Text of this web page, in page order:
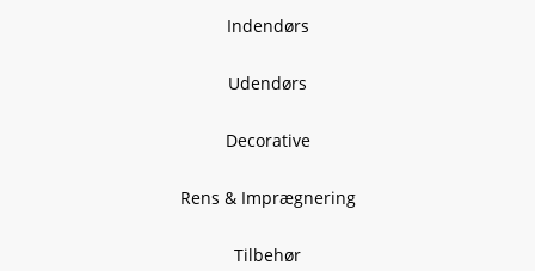
Indendørs
Udendørs
Decorative
Rens & Imprægnering
Tilbehør